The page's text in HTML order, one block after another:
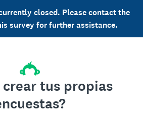
closed. Please contact the
survey for further assistance.
crear tus propias